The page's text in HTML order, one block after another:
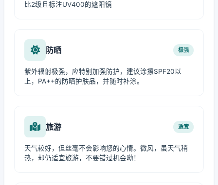
比2级且标注UV400的遮阳镜
防晒 极强
紫外辐射极强，应特别加强防护，建议涂擦SPF20以
上，PA++的防晒护肤品，并随时补涂。
旅游 适宜
天气较好，但丝毫不会影响您的心情。微风，虽天气稍
热，却仍适宜旅游，不要错过机会呦！